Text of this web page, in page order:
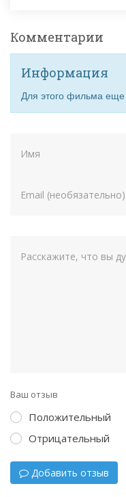
Комментарии
Информация
Для этого фильма еще
Ваш отзыв
Положительный
Отрицательный
Добавить отзыв